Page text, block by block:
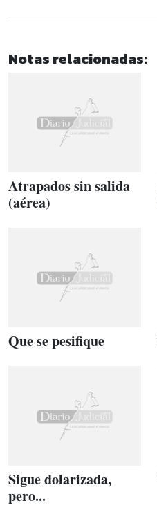
Notas relacionadas:
Atrapados sin salida
(aérea)
Que se pesifique
Sigue dolarizada,
pero...